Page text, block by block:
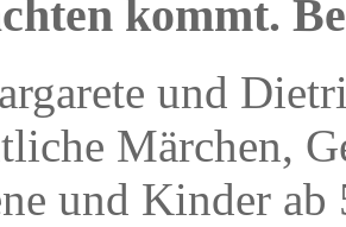
kommt.
und
Märchen,
und Kinder ab